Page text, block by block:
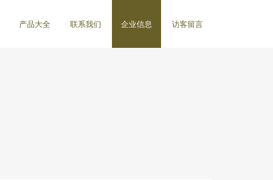
产品大全 联系我们 企业信息 访客留言